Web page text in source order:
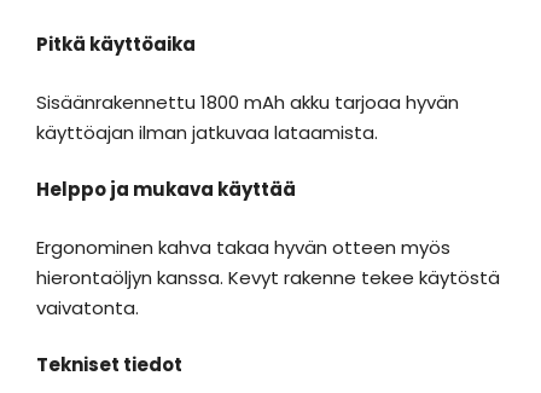
Pitkä käyttöaika
Sisäänrakennettu 1800 mAh akku tarjoaa hyvän
käyttöajan ilman jatkuvaa lataamista.
Helppo ja mukava käyttää
Ergonominen kahva takaa hyvän otteen myös
hierontaöljyn kanssa. Kevyt rakenne tekee käytöstä
vaivatonta.
Tekniset tiedot